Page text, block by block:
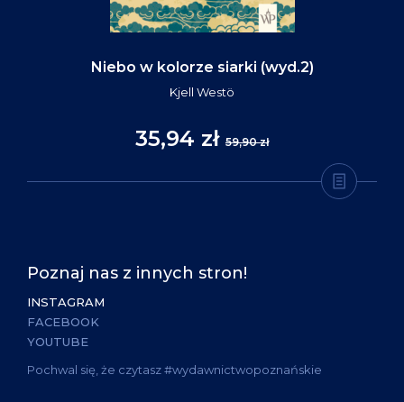
Niebo w kolorze siarki (wyd.2)
Kjell Westö
35,94 zł 59,90 zł
Poznaj nas z innych stron!
INSTAGRAM
FACEBOOK
YOUTUBE
Pochwal się, że czytasz #wydawnictwopoznańskie